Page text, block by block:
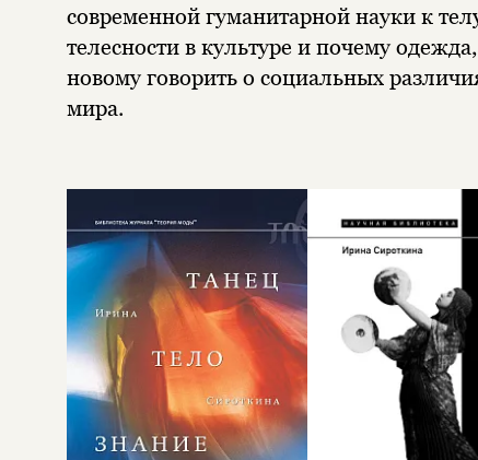
современной гуманитарной науки к
телесности в культуре и почему
новому говорить о социальных
мира.